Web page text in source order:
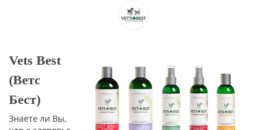
Vets Best
(Ветс
Бест)
Знаете ли Вы,